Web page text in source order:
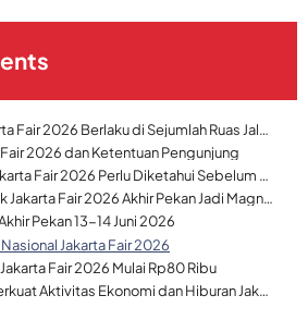
Rekayasa Lalin Jakarta Fair 2026 Berlaku di Sejumlah Ruas Jalan Kemayoran
2026 dan Ketentuan Pengunjung
Jam Operasional Jakarta Fair 2026 Perlu Diketahui Sebelum Berkunjung
Jadwal Konser Musik Jakarta Fair 2026 Akhir Pekan Jadi Magnet Utama Pengunjung
Pekan 13-14 Juni 2026
Jakarta Fair 2026
Fair 2026 Mulai Rp80 Ribu
Jakarta Fair 2026 Perkuat Aktivitas Ekonomi dan Hiburan Jakarta